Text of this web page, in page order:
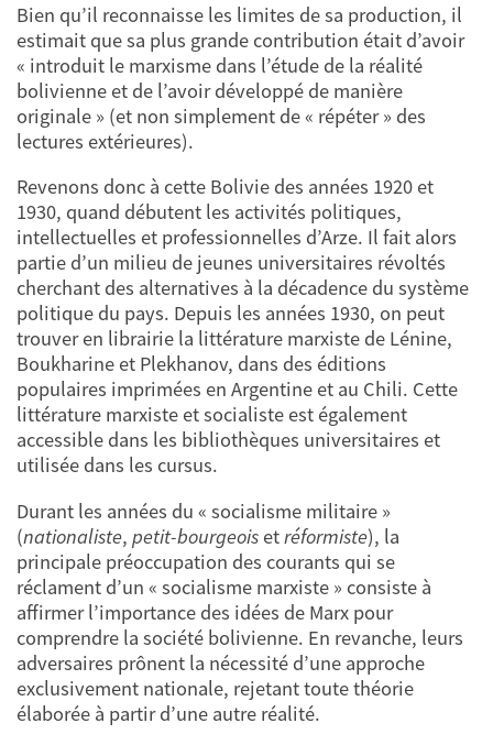
Bien qu’il reconnaisse les limites de sa production, il
estimait que sa plus grande contribution était d’avoir
« introduit le marxisme dans l’étude de la réalité
bolivienne et de l’avoir développé de manière
originale » (et non simplement de « répéter » des
lectures extérieures).
Revenons donc à cette Bolivie des années 1920 et
1930, quand débutent les activités politiques,
intellectuelles et professionnelles d’Arze. Il fait alors
partie d’un milieu de jeunes universitaires révoltés
cherchant des alternatives à la décadence du système
politique du pays. Depuis les années 1930, on peut
trouver en librairie la littérature marxiste de Lénine,
Boukharine et Plekhanov, dans des éditions
populaires imprimées en Argentine et au Chili. Cette
littérature marxiste et socialiste est également
accessible dans les bibliothèques universitaires et
utilisée dans les cursus.
Durant les années du « socialisme militaire »
(nationaliste, petit-bourgeois etréformiste), la
principale préoccupation des courants qui se
réclament d’un « socialisme marxiste » consiste à
affirmer l’importance des idées de Marx pour
comprendre la société bolivienne. En revanche, leurs
adversaires prônent la nécessité d’une approche
exclusivement nationale, rejetant toute théorie
élaborée à partir d’une autre réalité.